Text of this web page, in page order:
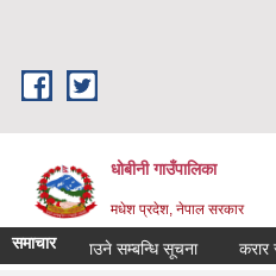
धोबीनी गाउँपालिका
मधेश प्रदेश, नेपाल सरकार
समाचारहटाउने सम्बन्धि सूचना करार